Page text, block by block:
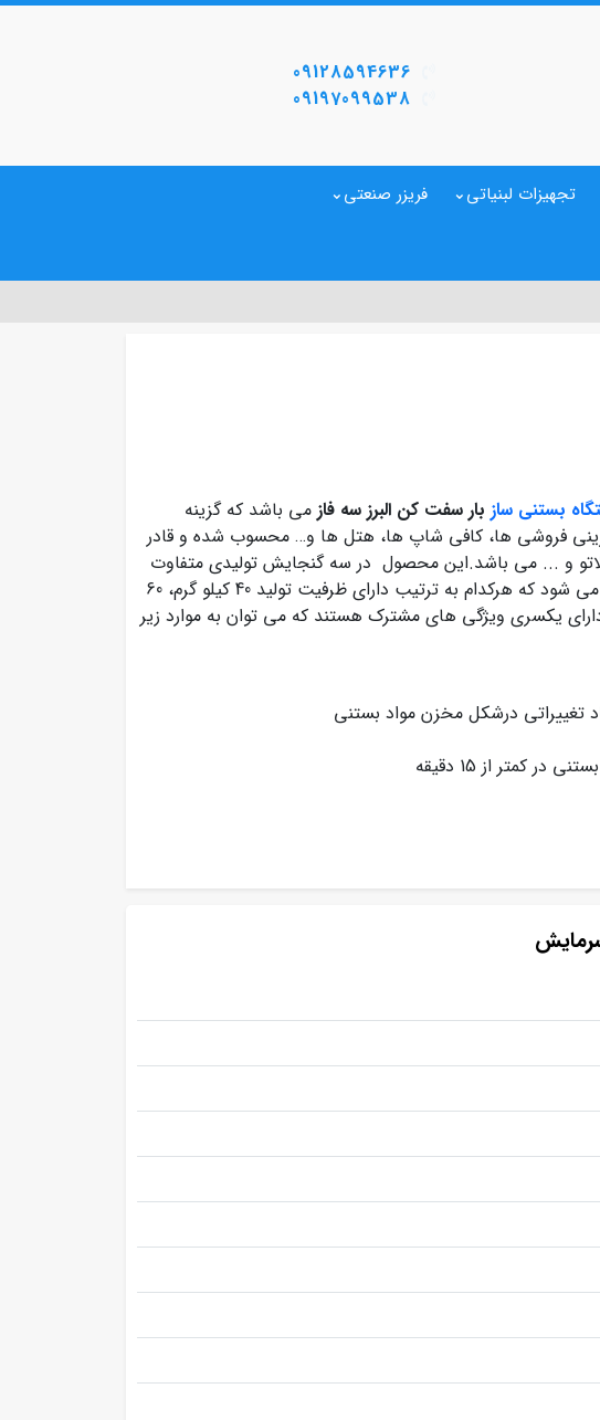
09128594636
09197099538
تجهیزات لبنیاتی فریزر صنعتی
بستنی ساز بار سفت کن البرز سه فاز می باشد که گزینه
فروشی ها، کافی شاپ ها، هتل ها و… محسوب شده و قادر
و ... می باشد.این محصول در سه گنجایش تولیدی متفاوت
16 لیتری، 24 لیتری و 28 لیتری طراحی و تولید می شود که هرکدام به ترتیب دارای ظرفیت تولید 40 کیلو گرم، 60
آن ها دارای یکسری ویژگی های مشترک هستند که می توان به موارد زیر
تغییراتی درشکل مخزن مواد بستنی
کمتر از 15 دقیقه